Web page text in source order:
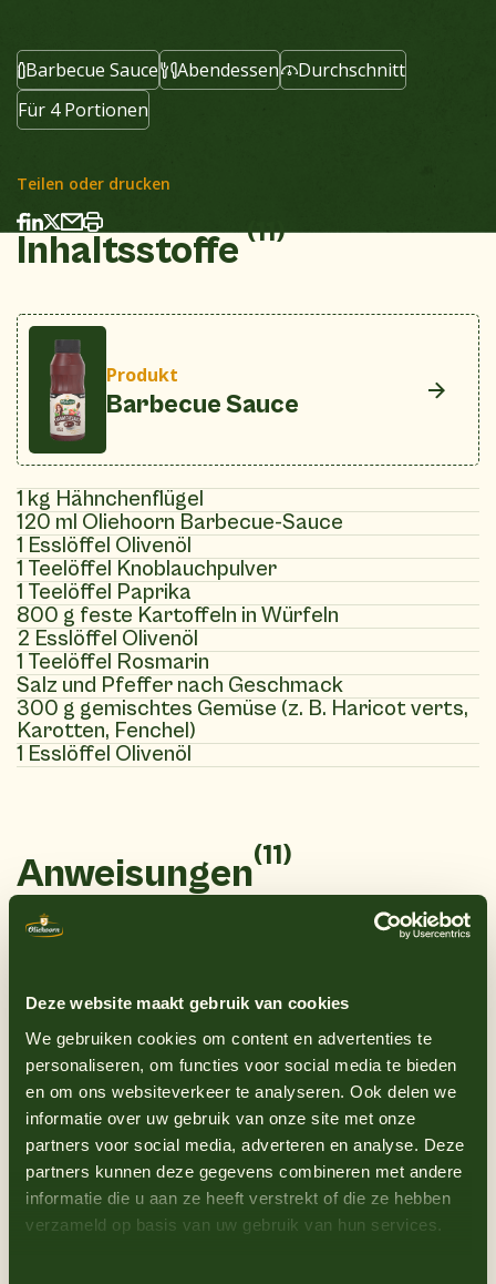
Deze website maakt gebruik van cookies
We gebruiken cookies om content en advertenties te
personaliseren, om functies voor social media te bieden
en om ons websiteverkeer te analyseren. Ook delen we
informatie over uw gebruik van onze site met onze
partners voor social media, adverteren en analyse. Deze
partners kunnen deze gegevens combineren met andere
informatie die u aan ze heeft verstrekt of die ze hebben
verzameld op basis van uw gebruik van hun services.
Barbecue Sauce Abendessen
Durchschnitt
Für 4 Portionen
Teilen oder drucken
Inhaltsstoffe (11)
Produkt
Barbecue Sauce
1 kg Hähnchenflügel
120 ml Oliehoorn Barbecue-Sauce
1 Esslöffel Olivenöl
1 Teelöffel Knoblauchpulver
1 Teelöffel Paprika
800 g feste Kartoffeln in Würfeln
2 Esslöffel Olivenöl
1 Teelöffel Rosmarin
Salz und Pfeffer nach Geschmack
300 g gemischtes Gemüse (z. B. Haricot verts,
Karotten, Fenchel)
1 Esslöffel Olivenöl
Anweisungen(11)
Den Backofen auf 200°C vorheizen.
mit Olivenöl, Knoblauchpulver, Paprika, Salz
und Pfeffer vermischen.
3
Die Barbecue-Sauce hinzugeben und
sicherstellen, dass die Flügel gut bedeckt
sind.
4
Die marinierten Flügel auf ein mit
Backpapier ausgelegtes Backblech legen,